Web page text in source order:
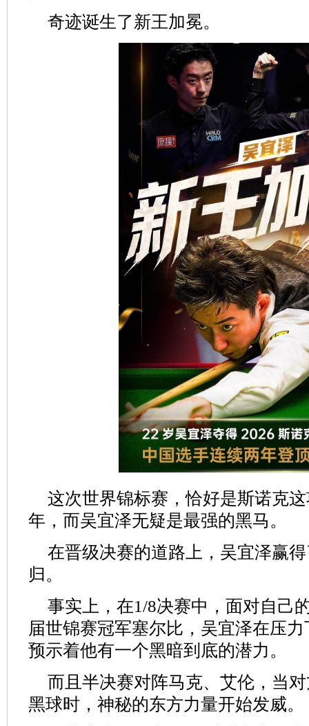
奇迹诞生了新王加冕。
这次世界锦标赛，恰好是斯诺克
年，而吴宜泽无疑是最强的黑马。
在晋级决赛的道路上，吴宜泽赢
归。
事实上，在1/8决赛中，面对自己
届世锦赛冠军塞尔比，吴宜泽在压
预示着他有一个黑暗到底的潜力。
而且半决赛对阵马克、艾伦，当
黑球时，神秘的东方力量开始发威。